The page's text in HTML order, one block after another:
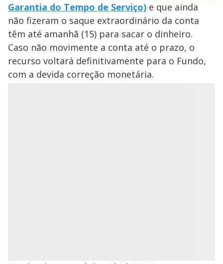
Garantia do Tempo de Serviço) e que ainda
não fizeram o saque extraordinário da conta
têm até amanhã (15) para sacar o dinheiro.
Caso não movimente a conta até o prazo, o
recurso voltará definitivamente para o Fundo,
com a devida correção monetária.